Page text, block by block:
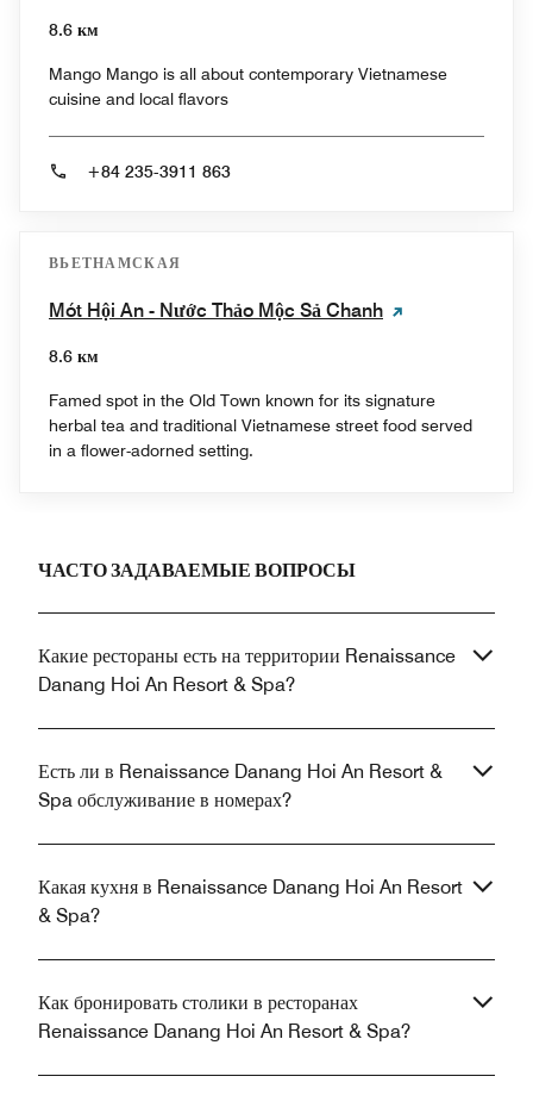
8.6 км
Mango Mango is all about contemporary Vietnamese
cuisine and local flavors
+84 235-3911 863
ВЬЕТНАМСКАЯ
Mót Hội An - Nước Thảo Mộc Sả Chanh
8.6 км
Famed spot in the Old Town known for its signature
herbal tea and traditional Vietnamese street food served
in a flower-adorned setting.
ЧАСТО ЗАДАВАЕМЫЕ ВОПРОСЫ
Какие рестораны есть на территории Renaissance
Danang Hoi An Resort & Spa?
Есть ли в Renaissance Danang Hoi An Resort &
Spa обслуживание в номерах?
Какая кухня в Renaissance Danang Hoi An Resort
& Spa?
Как бронировать столики в ресторанах
Renaissance Danang Hoi An Resort & Spa?